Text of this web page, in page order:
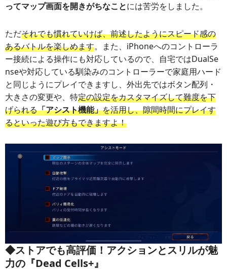
ってマップ画面を開きがちなことには苦労をしました。
ただそれでも慣れていけば、前述したようにスピード感の
あるバトルを楽しめます。また、iPhoneへのコントローラ
ー接続による操作にも対応しているので、自宅ではDualSe
nseや対応している馴染みのコントローラーで家庭用ハード
と同じようにプレイできますし、外出先ではボタン配列・
大きさの変更や、特定の設定をカスタマイズして難度を下
げられる「アシスト機能」を活用し、隙間時間にプレイす
るといった遊び方もできますよ！
◆ストアでも高評価！アクションとスリルが魅
力の『Dead Cells+』